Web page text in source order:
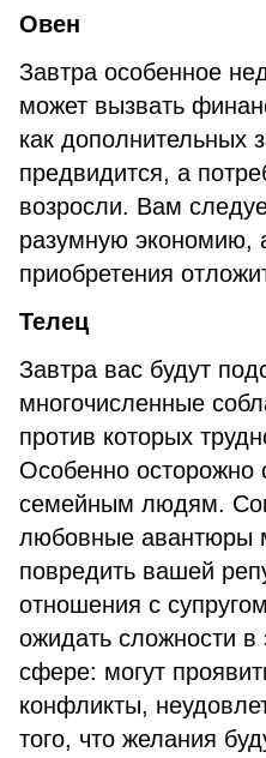
Овен
Завтра особенное
может вызвать
как дополнительных
предвидится, а
возросли. Вам
разумную экономию,
приобретения
Телец
Завтра вас будут
многочисленные
против которых
Особенно осторожно
семейным людям.
любовные авантюры
повредить вашей
отношения с
ожидать сложности в
сфере: могут
конфликты,
того, что желания